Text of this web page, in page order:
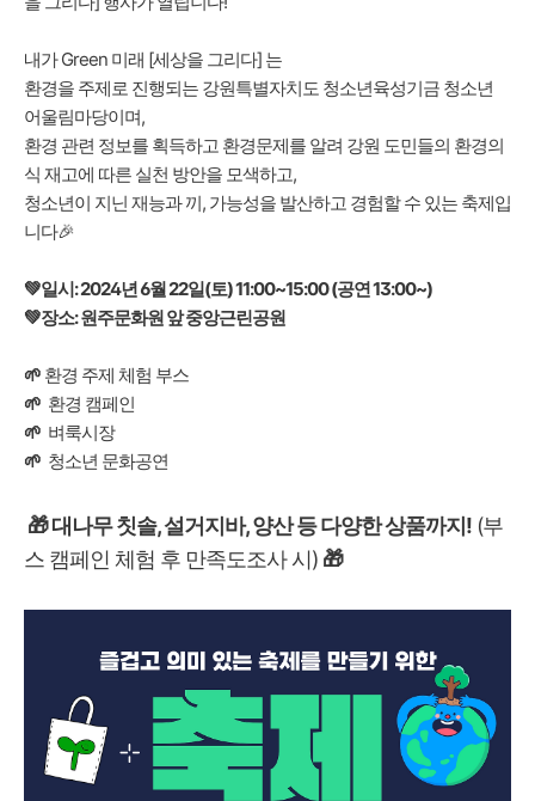
내가 Green 미래 [세상을 그리다] 는
환경을 주제로 진행되는 강원특별자치도 청소년육성기금 청소년
어울림마당이며,
환경 관련 정보를 획득하고 환경문제를 알려 강원 도민들의 환경의
식 재고에 따른 실천 방안을 모색하고,
청소년이 지닌 재능과 끼, 가능성을 발산하고 경험할 수 있는 축제입
니다🎉
💚일시: 2024년 6월 22일(토) 11:00~15:00 (공연 13:00~)
💚장소: 원주문화원 앞 중앙근린공원
🌱 환경 주제 체험 부스
🌱 환경 캠페인
🌱 벼룩시장
🌱 청소년 문화공연
🎁대나무 칫솔, 설거지바, 양산 등 다양한 상품까지! (부
스 캠페인 체험 후 만족도조사 시) 🎁